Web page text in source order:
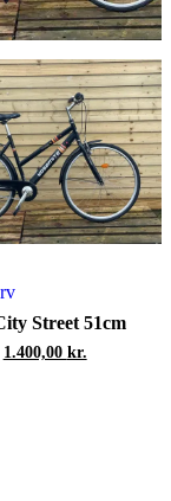
Street 51cm
Den
1.400,00 kr.